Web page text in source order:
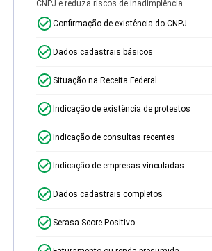
CNPJ e reduza riscos de inadimplência.
Confirmação de existência do CNPJ
Dados cadastrais básicos
Situação na Receita Federal
Indicação de existência de protestos
Indicação de consultas recentes
Indicação de empresas vinculadas
Dados cadastrais completos
Serasa Score Positivo